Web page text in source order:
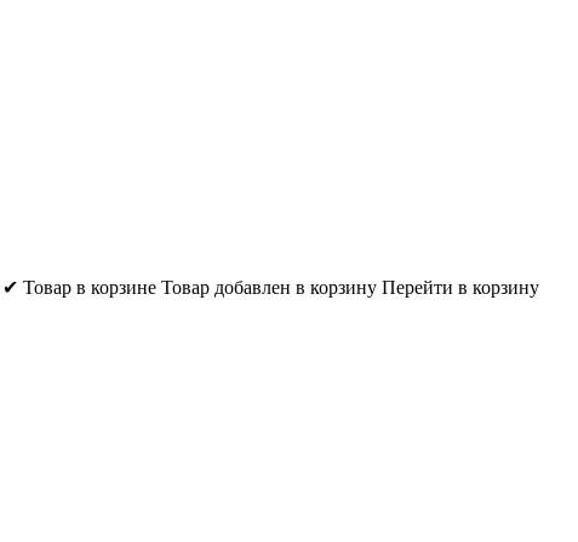
✔ Товар в корзине Товар добавлен в корзину Перейти в корзину